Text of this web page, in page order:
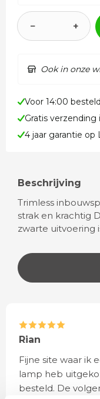
− +
Ook in onze
Voor 14:00
Gratis
4 jaar garantie op
Beschrijving
Trimless
strak en krachtig
zwarte uitvoering
Rian
Fijne site waar ik
lamp heb
besteld. De